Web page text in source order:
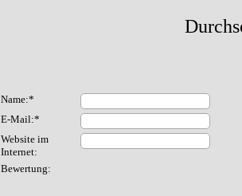
Name:*
E-Mail:*
Website im
Internet:
Bewertung: